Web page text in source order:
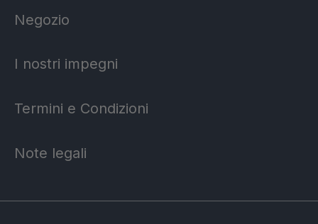
Negozio
I nostri impegni
Termini e Condizioni
Note legali